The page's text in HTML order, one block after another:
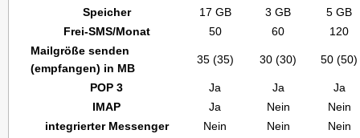
Speicher 17 GB 3 GB
5 GB
Frei-SMS/Monat
50 60
120
Mailgröße senden
(empfangen) in MB
35 (35) 30 (30) 50 (50)
POP 3 Ja Ja
Ja
IMAP
Ja Nein
Nein
integrierter Messenger
Nein Nein
Nein